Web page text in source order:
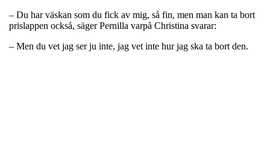
– Du har väskan som du fick av mig, så fin, men man kan ta bort
prislappen också, säger Pernilla varpå Christina svarar:
– Men du vet jag ser ju inte, jag vet inte hur jag ska ta bort den.